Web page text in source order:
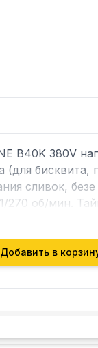
B40K 380V
(для бисквита,
сливок,
270 об/мин.
стали;
и деже
Добавить в